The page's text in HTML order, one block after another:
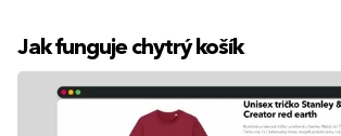
Jak funguje chytrý košík